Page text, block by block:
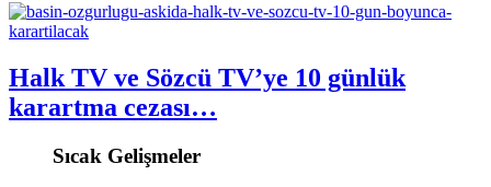
Halk TV ve Sözcü TV’ye 10 günlük
karartma cezası…
Sıcak Gelişmeler